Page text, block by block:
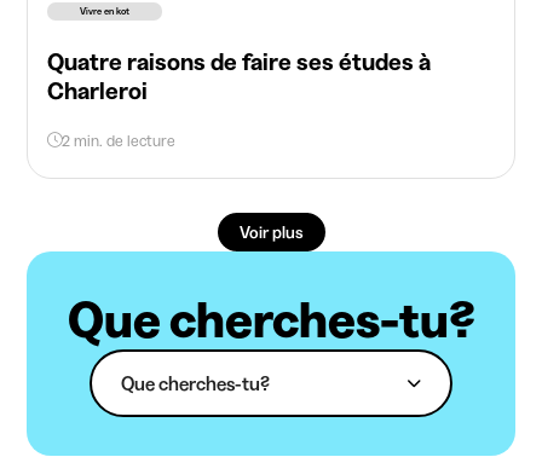
Vivre en kot
Quatre raisons de faire ses études à
Charleroi
2 min. de lecture
Voir plus
Que cherches-tu?
Que cherches-tu?